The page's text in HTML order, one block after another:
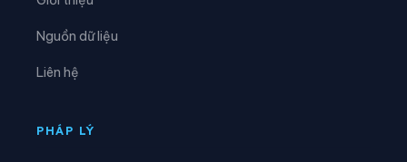
Xã Tân Tiến
Nguồn dữ liệu
Liên hệ
PHÁP LÝ